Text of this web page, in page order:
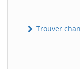
Trouver